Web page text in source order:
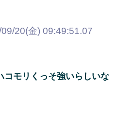
20(金) 09:49:51.07
コモリくっそ強いらしいな